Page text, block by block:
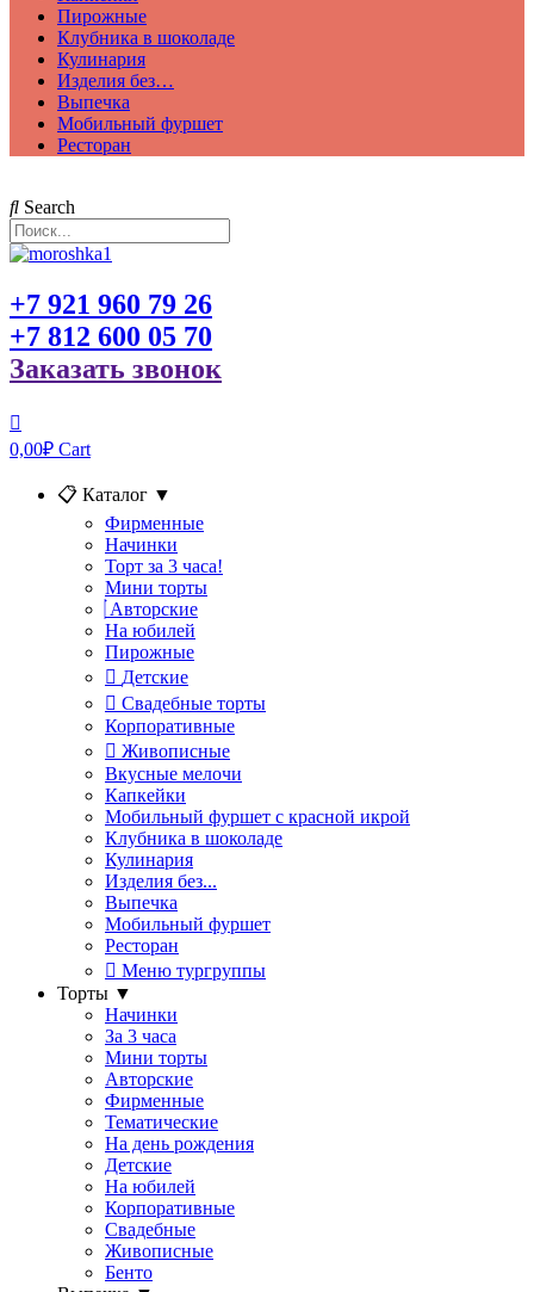
Пирожные
Клубника в шоколаде
Кулинария
Изделия без…
Выпечка
Мобильный фуршет
Ресторан
Search
+7 921 960 79 26
+7 812 600 05 70
Заказать звонок
0,00₽ Cart
📋 Каталог ▼
Фирменные
Начинки
Торт за 3 часа!
Мини торты
Авторские
На юбилей
Пирожные
Детские
Свадебные торты
Корпоративные
Живописные
Вкусные мелочи
Капкейки
Мобильный фуршет с красной икрой
Клубника в шоколаде
Кулинария
Изделия без...
Выпечка
Мобильный фуршет
Ресторан
Меню тургруппы
Торты ▼
Начинки
За 3 часа
Мини торты
Авторские
Фирменные
Тематические
На день рождения
Детские
На юбилей
Корпоративные
Свадебные
Живописные
Бенто